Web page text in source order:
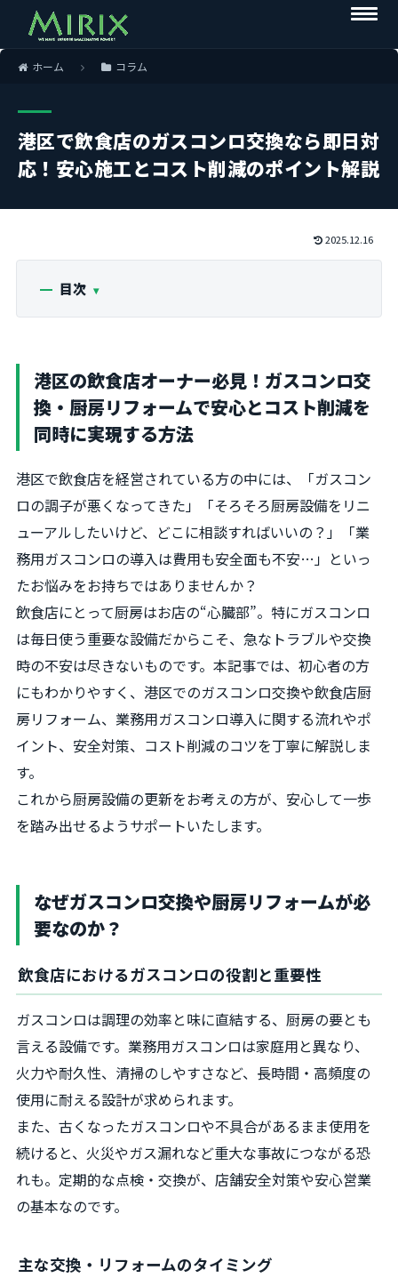
ホーム コラム
港区で飲食店のガスコンロ交換なら即日対
応！安心施工とコスト削減のポイント解説
2025.12.16
目次
港区の飲食店オーナー必見！ガスコンロ交
換・厨房リフォームで安心とコスト削減を
同時に実現する方法
港区で飲食店を経営されている方の中には、「ガスコン
ロの調子が悪くなってきた」「そろそろ厨房設備をリニ
ューアルしたいけど、どこに相談すればいいの？」「業
務用ガスコンロの導入は費用も安全面も不安…」といっ
たお悩みをお持ちではありませんか？
飲食店にとって厨房はお店の“心臓部”。特にガスコンロ
は毎日使う重要な設備だからこそ、急なトラブルや交換
時の不安は尽きないものです。本記事では、初心者の方
にもわかりやすく、港区でのガスコンロ交換や飲食店厨
房リフォーム、業務用ガスコンロ導入に関する流れやポ
イント、安全対策、コスト削減のコツを丁寧に解説しま
す。
これから厨房設備の更新をお考えの方が、安心して一歩
を踏み出せるようサポートいたします。
なぜガスコンロ交換や厨房リフォームが必
要なのか？
飲食店におけるガスコンロの役割と重要性
ガスコンロは調理の効率と味に直結する、厨房の要とも
言える設備です。業務用ガスコンロは家庭用と異なり、
火力や耐久性、清掃のしやすさなど、長時間・高頻度の
使用に耐える設計が求められます。
また、古くなったガスコンロや不具合があるまま使用を
続けると、火災やガス漏れなど重大な事故につながる恐
れも。定期的な点検・交換が、店舗安全対策や安心営業
の基本なのです。
主な交換・リフォームのタイミング